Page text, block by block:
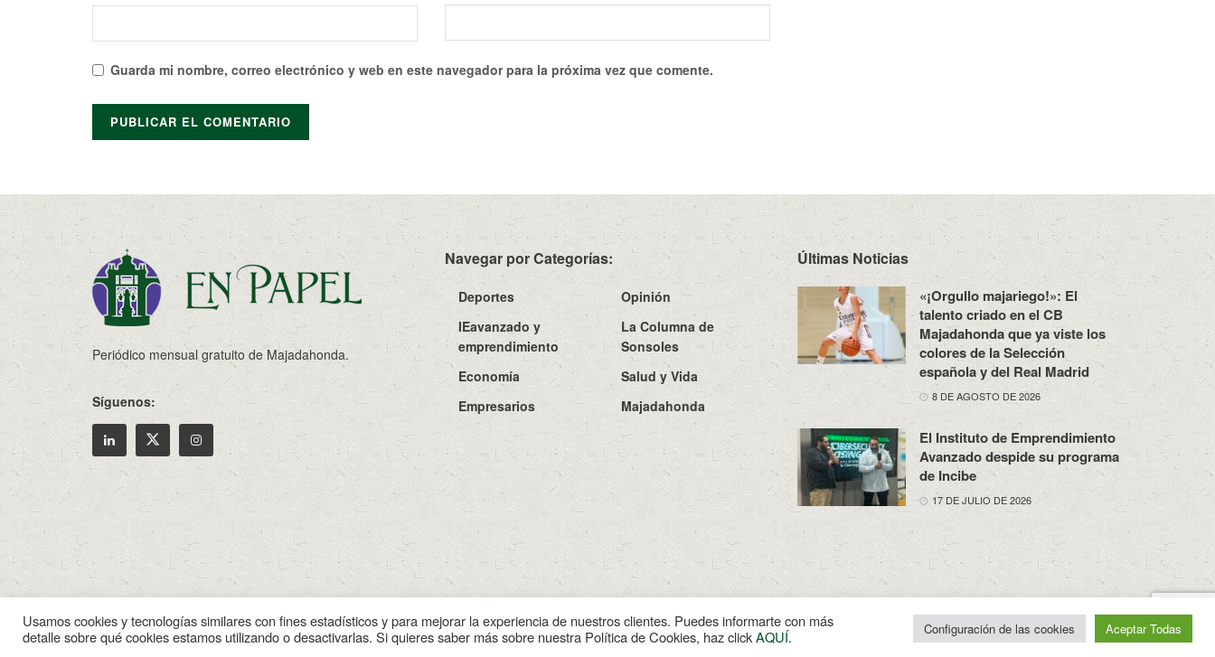
Guarda mi nombre, correo electrónico y web en este navegador para la próxima vez que comente.
Periódico mensual gratuito de Majadahonda.
Síguenos:
Navegar por Categorías:
Deportes
Opinión
IEavanzado y
emprendimiento
La Columna de
Sonsoles
Economía
Salud y Vida
Empresarios
Majadahonda
Últimas Noticias
«¡Orgullo majariego!»: El
talento criado en el CB
Majadahonda que ya viste los
colores de la Selección
española y del Real Madrid
8 DE AGOSTO DE 2026
El Instituto de Emprendimiento
Avanzado despide su programa
de Incibe
17 DE JULIO DE 2026
Sobre Nosotros Política de Privacidad Aviso Legal Contacto
© 2022Enpapel- Tu periodico de Madahonda.
Usamos cookies y tecnologías similares con fines estadísticos y para mejorar la experiencia de nuestros clientes. Puedes informarte con más
detalle sobre qué cookies estamos utilizando o desactivarlas. Si quieres saber más sobre nuestra Política de Cookies, haz clickAQUÍ. Configuración de las cookies Aceptar Todas